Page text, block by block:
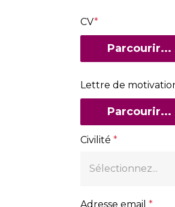
CV
Parcourir...
Lettre de
Parcourir...
Civilité
Sélectionnez...
Adresse email